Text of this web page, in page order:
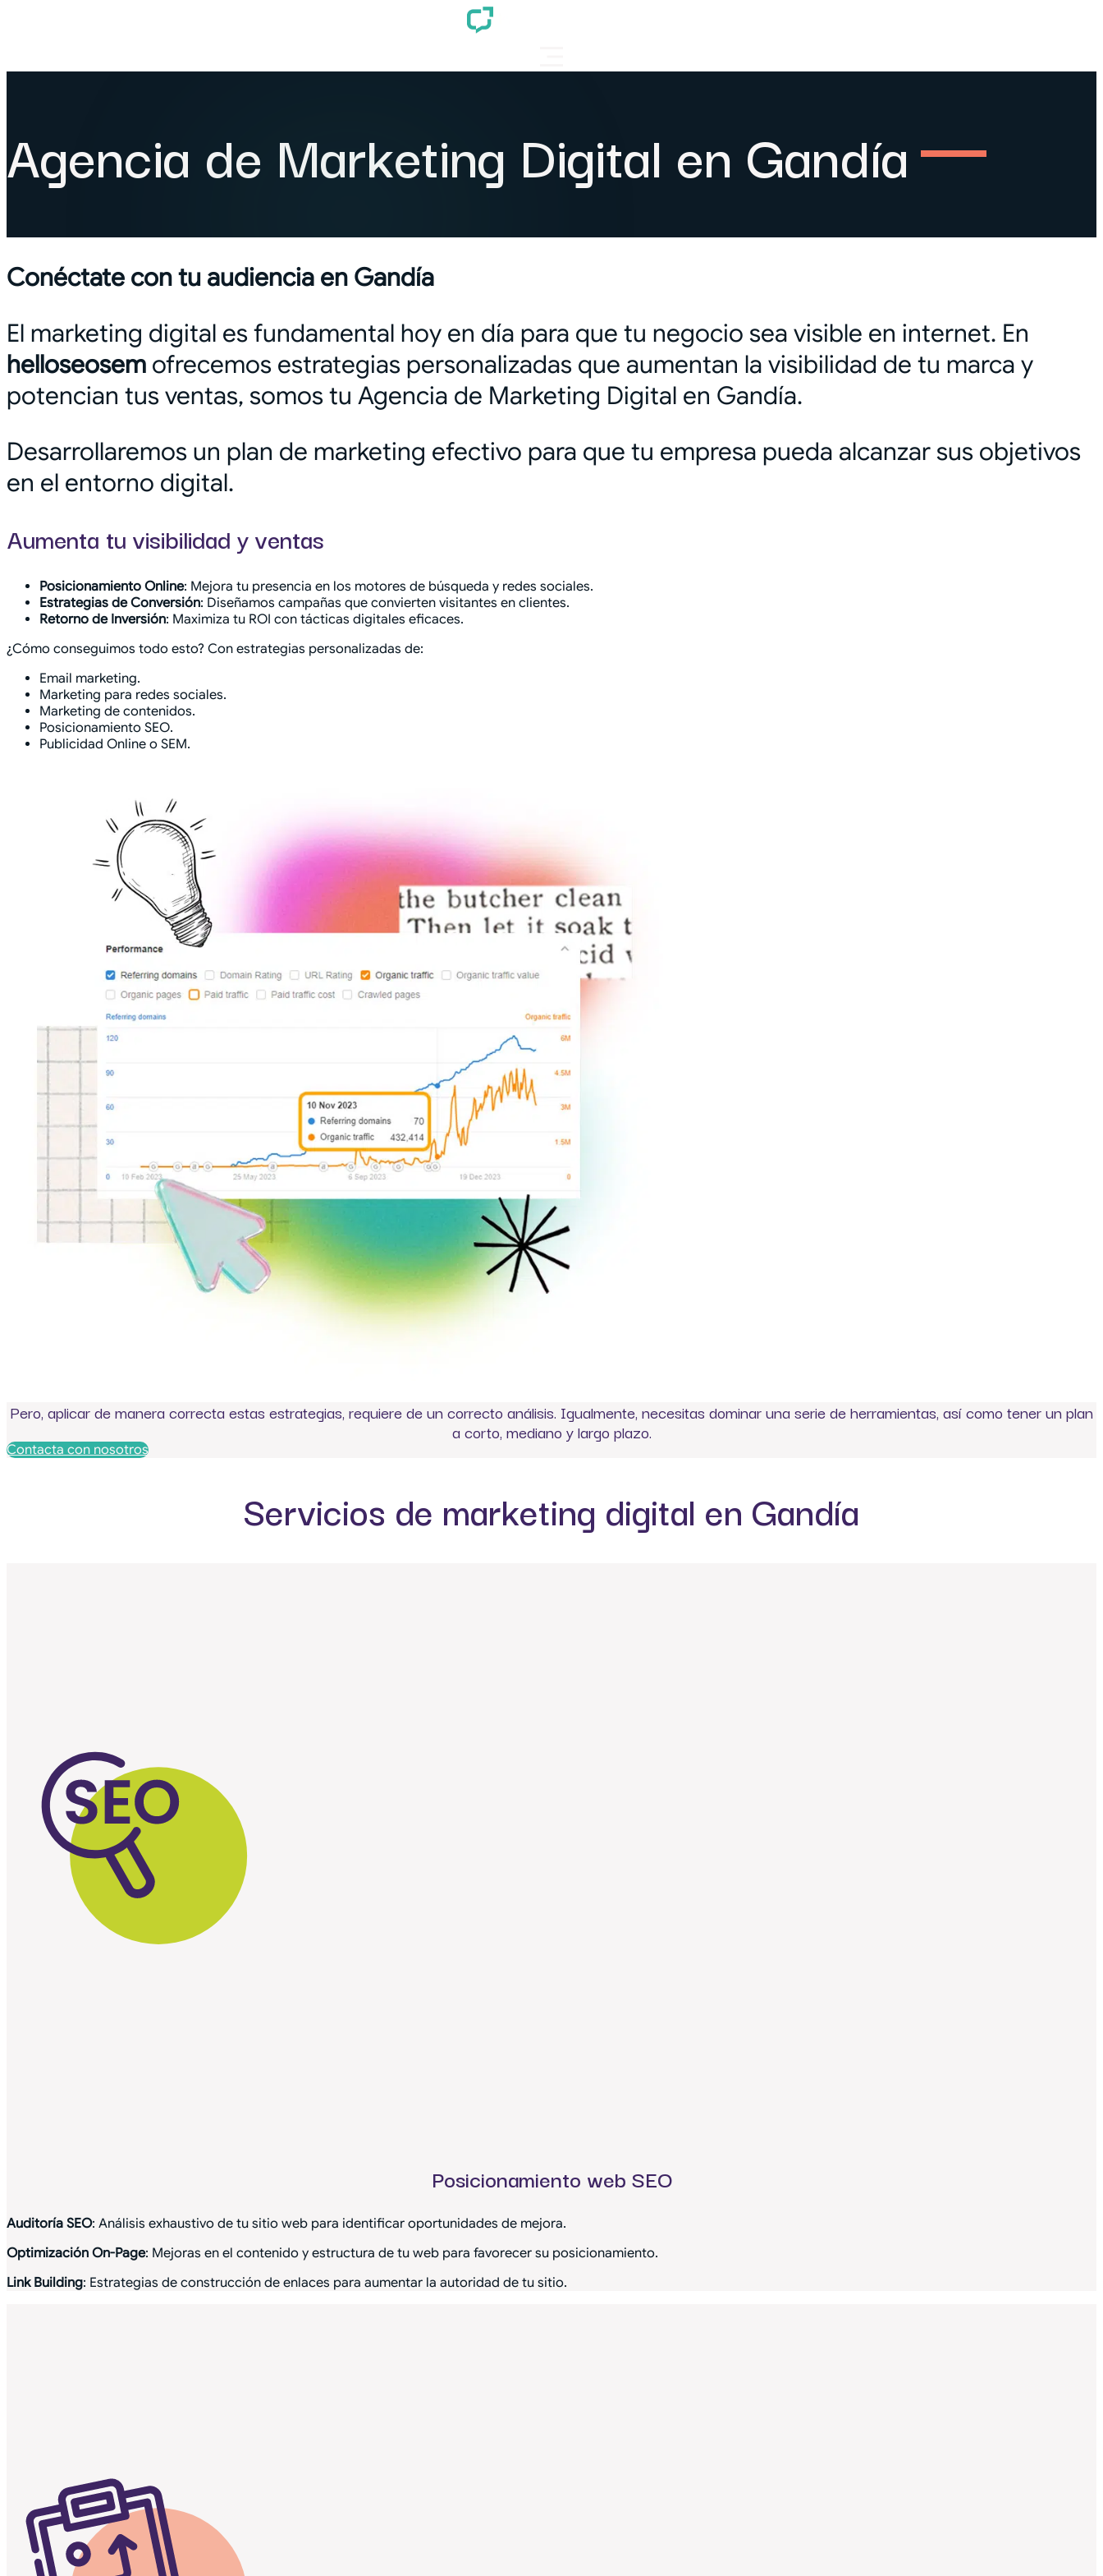
Agencia de Marketing Digital en Gandía
Conéctate con tu audiencia en Gandía
El marketing digital es fundamental hoy en día para que tu negocio sea visible en internet. En
helloseosem ofrecemos estrategias personalizadas que aumentan la visibilidad de tu marca y
potencian tus ventas, somos tu Agencia de Marketing Digital en Gandía.
Desarrollaremos un plan de marketing efectivo para que tu empresa pueda alcanzar sus objetivos
en el entorno digital.
Aumenta tu visibilidad y ventas
Posicionamiento Online: Mejora tu presencia en los motores de búsqueda y redes sociales.
Estrategias de Conversión: Diseñamos campañas que convierten visitantes en clientes.
Retorno de Inversión: Maximiza tu ROI con tácticas digitales eficaces.
¿Cómo conseguimos todo esto? Con estrategias personalizadas de:
Email marketing.
Marketing para redes sociales.
Marketing de contenidos.
Posicionamiento SEO.
Publicidad Online o SEM.
Pero, aplicar de manera correcta estas estrategias, requiere de un correcto análisis. Igualmente, necesitas dominar una serie de herramientas, así como tener un plan
a corto, mediano y largo plazo.
Contacta con nosotros
Servicios de marketing digital en Gandía
Posicionamiento web SEO
Auditoría SEO: Análisis exhaustivo de tu sitio web para identificar oportunidades de mejora.
Optimización On-Page: Mejoras en el contenido y estructura de tu web para favorecer su posicionamiento.
Link Building: Estrategias de construcción de enlaces para aumentar la autoridad de tu sitio.